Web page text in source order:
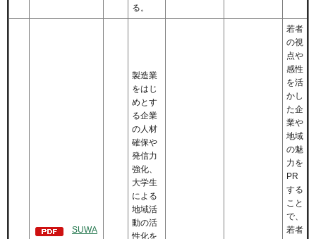
る。
SUWA
製造業
をはじ
めとす
る企業
の人材
確保や
発信力
強化、
大学生
による
地域活
動の活
性化を
若者
の視
点や
感性
を活
かし
た企
業や
地域
の魅
力を
PR
する
こと
で、
若者